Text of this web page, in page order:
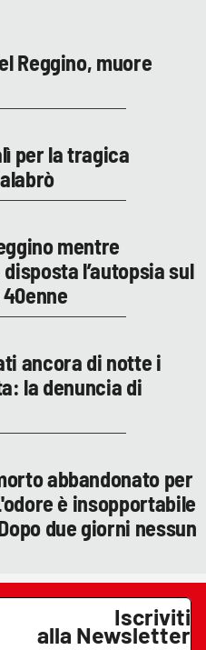
Reggino, muore
per la tragica
mentre
l’autopsia sul
ancora di notte i
la denuncia di
abbandonato per
è insopportabile
due giorni nessun
Iscriviti
alla Newsletter